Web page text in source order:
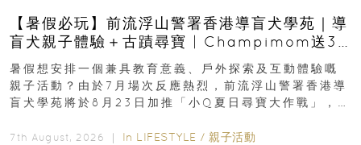
【暑假必玩】前流浮山警署香港導盲犬學苑｜導
盲犬親子體驗＋古蹟尋寶 | Champimom送3
組免費名額
暑假想安排一個兼具教育意義、戶外探索及互動體驗嘅
親子活動？由於7月場次反應熱烈，前流浮山警署香港導
盲犬學苑將於8月23日加推「小Q夏日尋寶大作戰」，家
7th August, 2026 ｜ In LIFESTYLE / 親子活動